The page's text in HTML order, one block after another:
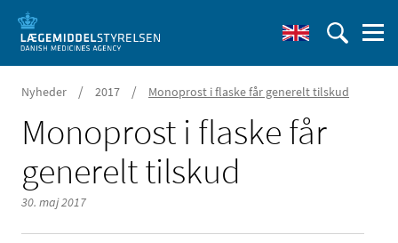
Nyheder / 2017 / Monoprost i flaske får generelt tilskud
Monoprost i flaske får
generelt tilskud
30. maj 2017